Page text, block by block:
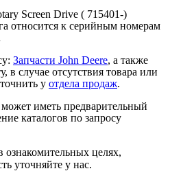
Screen Drive ( 715401-)
относится к серийным номерам
Запчасти John Deere, а также
в случае отсутствия товара или
у отдела продаж.
иметь предварительный
каталогов по запросу
ознакомительных целях,
уточняйте у нас.